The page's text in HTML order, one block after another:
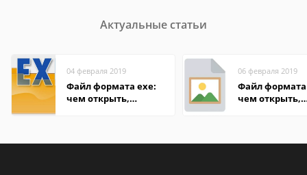
Актуальные статьи
04 февраля 2019
Файл формата exe:
чем открыть,
06 февраля 2019
Файл формата
чем открыть,